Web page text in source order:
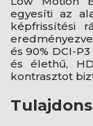
egyesíti az
képfrissítési
eredményezve
és 90% DCI-
és élethű,
kontrasztot